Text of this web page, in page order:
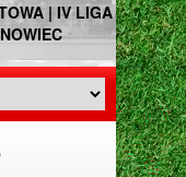
| IV LIGA